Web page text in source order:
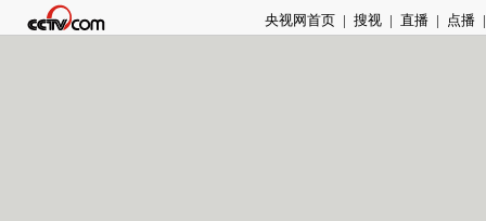
央视网首页 | 搜视 | 直播 | 点播 |